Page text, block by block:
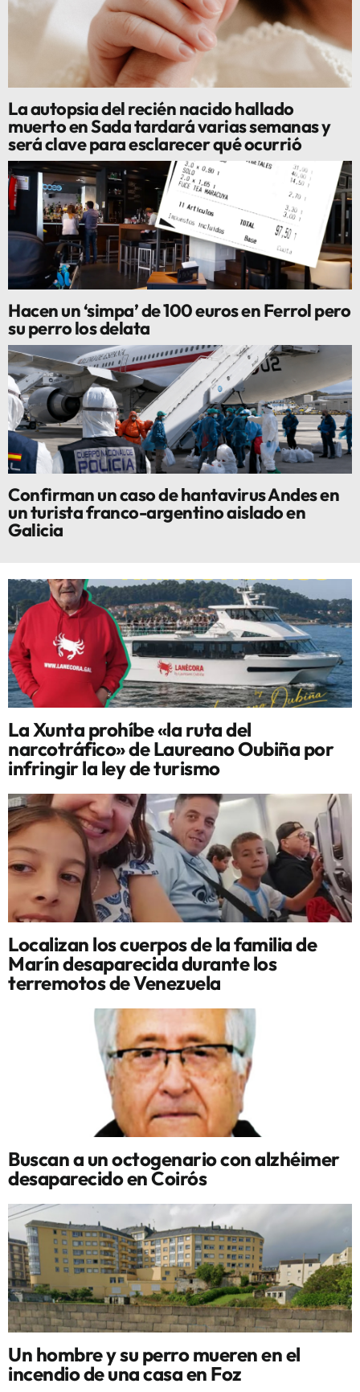
La autopsia del recién nacido hallado
muerto en Sada tardará varias semanas y
será clave para esclarecer qué ocurrió
Hacen un ‘simpa’ de 100 euros en Ferrol pero
su perro los delata
Confirman un caso de hantavirus Andes en
un turista franco-argentino aislado en
Galicia
La Xunta prohíbe «la ruta del
narcotráfico» de Laureano Oubiña por
infringir la ley de turismo
Localizan los cuerpos de la familia de
Marín desaparecida durante los
terremotos de Venezuela
Buscan a un octogenario con alzhéimer
desaparecido en Coirós
Un hombre y su perro mueren en el
incendio de una casa en Foz